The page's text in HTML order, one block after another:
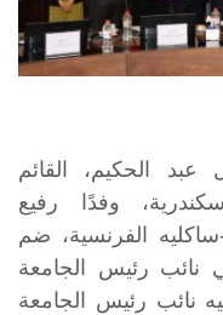
الحكيم، القائم
وفدًا رفيع
الفرنسية، ضم
نائب رئيس الجامعة
نائب رئيس الجامعة